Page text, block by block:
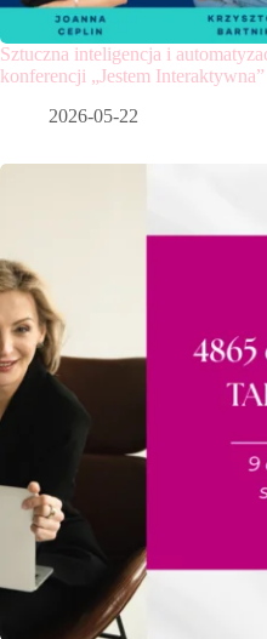
Sztuczna inteligencja i
konferencji „Jestem Interaktywna”
2026-05-22